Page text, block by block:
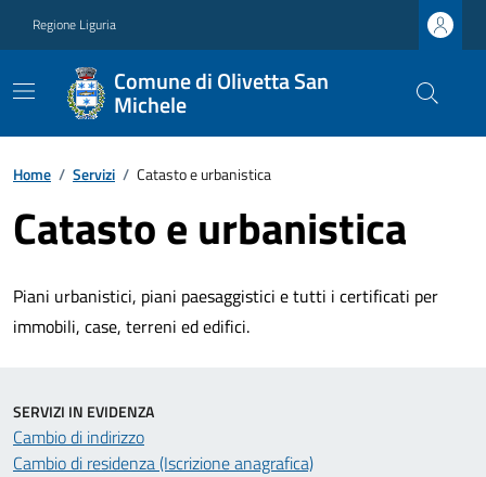
Regione Liguria
Comune di Olivetta San
Michele
Home / Servizi / Catasto e urbanistica
Catasto e urbanistica
Piani urbanistici, piani paesaggistici e tutti i certificati per
immobili, case, terreni ed edifici.
SERVIZI IN EVIDENZA
Cambio di indirizzo
Cambio di residenza (Iscrizione anagrafica)